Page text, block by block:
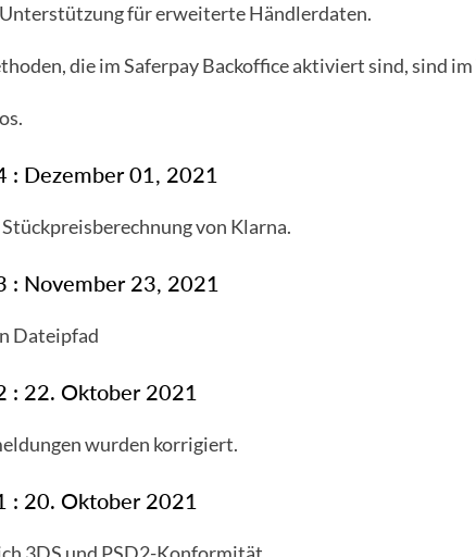
für erweiterte Händlerdaten.
die im Saferpay Backoffice aktiviert sind, sind
: Dezember 01, 2021
von Klarna.
: November 23, 2021
Dateipfad
: 22. Oktober 2021
wurden korrigiert.
: 20. Oktober 2021